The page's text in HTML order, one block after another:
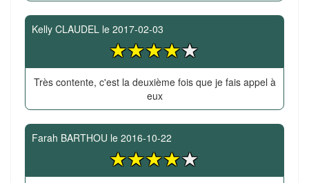
Kelly CLAUDEL le 2017-02-03
Très contente, c'est la deuxième fois que je fais appel à
eux
Farah BARTHOU le 2016-10-22